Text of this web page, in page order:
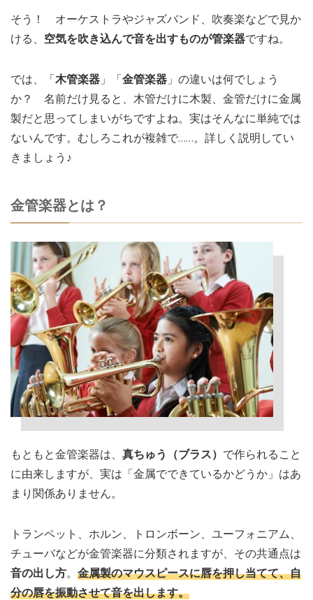
そう！ オーケストラやジャズバンド、吹奏楽などで見か
ける、 空気を吹き込んで音を出すものが管楽器ですね。
では、「木管楽器 」「金管楽器 」の違いは何でしょう
か？ 名前だけ見ると、木管だけに木製、金管だけに金属
製だと思ってしまいがちですよね。実はそんなに単純では
ないんです。むしろこれが複雑で……。詳しく説明してい
きましょう♪
金管楽器とは？
もともと金管楽器は、 真ちゅう（ブラス） で作られること
に由来しますが、実は「金属でできているかどうか」はあ
まり関係ありません。
トランペット、ホルン、トロンボーン、ユーフォニアム、
チューバなどが金管楽器に分類されますが、その共通点は
音の出し方。 金属製のマウスピースに唇を押し当てて、自
分の唇を振動させて音を出します。